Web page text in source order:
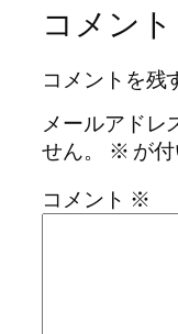
コメント
コメントを残
メールアドレ
せん。
※ が
コメント ※